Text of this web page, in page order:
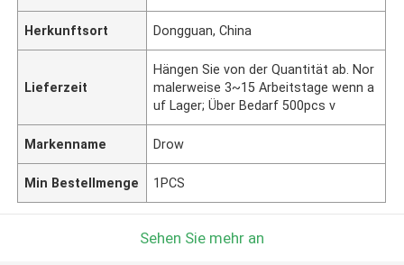
Herkunftsort Dongguan, China
Lieferzeit
Hängen Sie von der Quantität ab. Nor
malerweise 3~15 Arbeitstage wenn a
uf Lager; Über Bedarf 500pcs v
Markenname Drow
Min Bestellmenge 1PCS
Sehen Sie mehr an